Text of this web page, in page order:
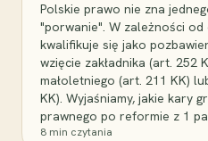
Polskie prawo nie zna
"porwanie". W zależności
kwalifikuje się jako
wzięcie zakładnika (art. 252
małoletniego (art. 211 KK)
KK). Wyjaśniamy, jakie kary
prawnego po reformie z 1
8 min czytania